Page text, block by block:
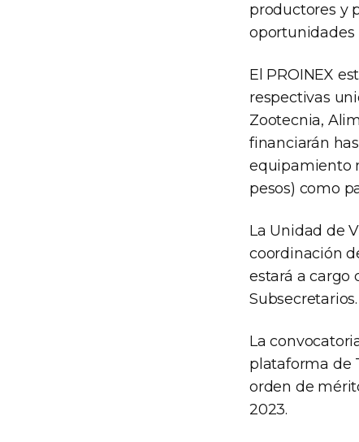
productores y
oportunidades
El PROINEX
respectivas
Zootecnia,
financiarán
equipamiento
pesos) como
La Unidad de
coordinación
estará a cargo
Subsecretarios.
La
plataforma de
orden de
2023.